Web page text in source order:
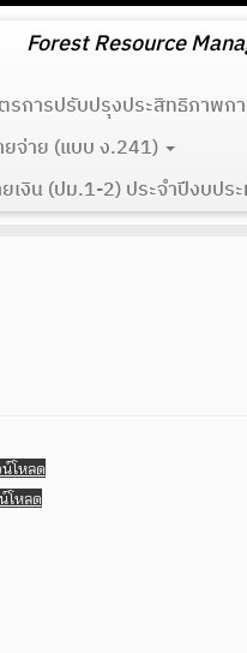
Forest Resource
รการปรับปรุงประสิทธิภาพก
จ่าย (แบบ ง.241)
เงิน (ปม.1-2) ประจำปีงบปร
โหลด
โหลด